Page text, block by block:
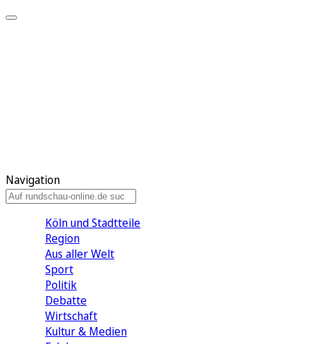
Navigation
Köln und Stadtteile
Region
Aus aller Welt
Sport
Politik
Debatte
Wirtschaft
Kultur & Medien